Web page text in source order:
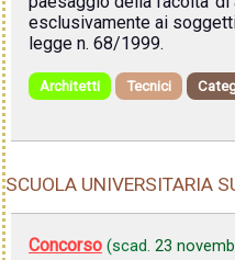
esclusivamente ai
legge n. 68/1999.
Architetti Tecnici
SCUOLA UNIVERSITARIA
Concorso (scad. 23